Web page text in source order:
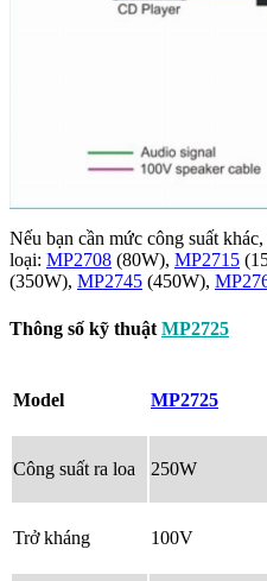
Nếu bạn cần mức công suất
loại: MP2708 (80W), MP2715
(350W), MP2745 (450W),
Thông số kỹ thuật MP2725
Model MP2725
Công suất ra loa 250W
Trở kháng 100V